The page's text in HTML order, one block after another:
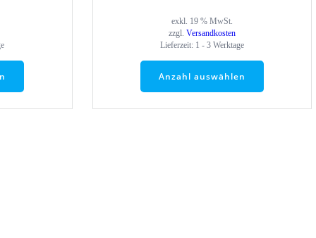
exkl. 19 % MwSt.
zzgl. Versandkosten
Lieferzeit: 1 - 3 Werktage
Anzahl auswählen